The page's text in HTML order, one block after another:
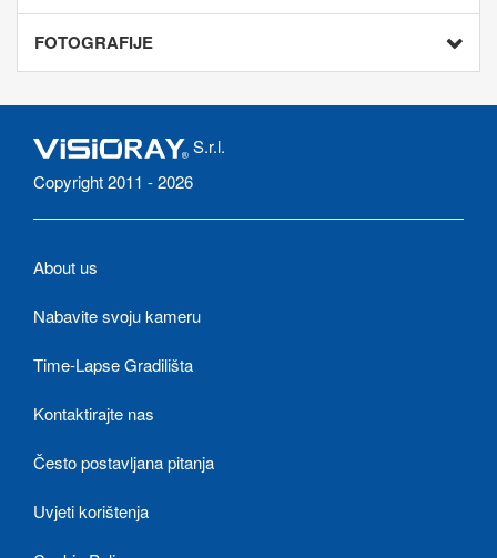
FOTOGRAFIJE
S.r.l.
Copyright 2011 - 2026
About us
Nabavite svoju kameru
Time-Lapse Gradilišta
Kontaktirajte nas
Često postavljana pitanja
Uvjeti korištenja